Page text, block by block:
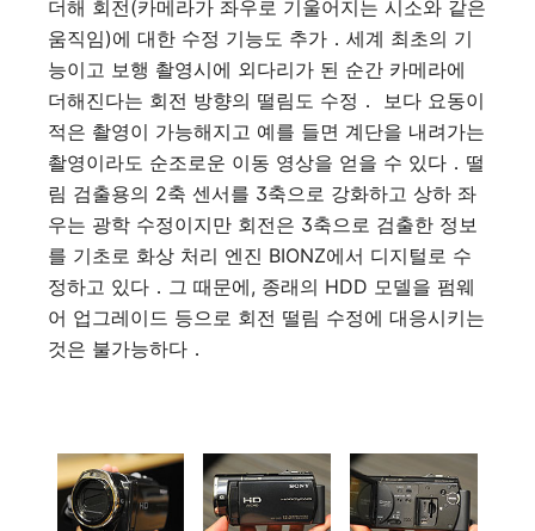
더해 회전(카메라가 좌우로 기울어지는 시소와 같은
움직임)에 대한 수정 기능도 추가．세계 최초의 기
능이고 보행 촬영시에 외다리가 된 순간 카메라에
더해진다는 회전 방향의 떨림도 수정． 보다 요동이
적은 촬영이 가능해지고 예를 들면 계단을 내려가는
촬영이라도 순조로운 이동 영상을 얻을 수 있다．떨
림 검출용의 2축 센서를 3축으로 강화하고 상하 좌
우는 광학 수정이지만 회전은 3축으로 검출한 정보
를 기초로 화상 처리 엔진 BIONZ에서 디지털로 수
정하고 있다．그 때문에, 종래의 HDD 모델을 펌웨
어 업그레이드 등으로 회전 떨림 수정에 대응시키는
것은 불가능하다．